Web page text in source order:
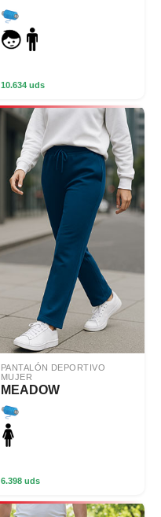
10.634 uds
PANTALÓN DEPORTIVO
MUJER
MEADOW
6.398 uds